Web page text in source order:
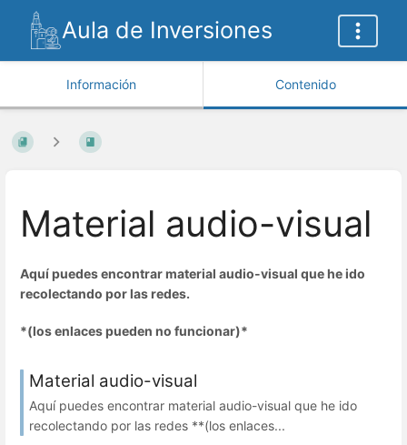
Aula de Inversiones
Información Contenido
Material audio-visual
Aquí puedes encontrar material audio-visual que he ido
recolectando por las redes.
*(los enlaces pueden no funcionar)*
Material audio-visual
Aquí puedes encontrar material audio-visual que he ido
recolectando por las redes **(los enlaces...